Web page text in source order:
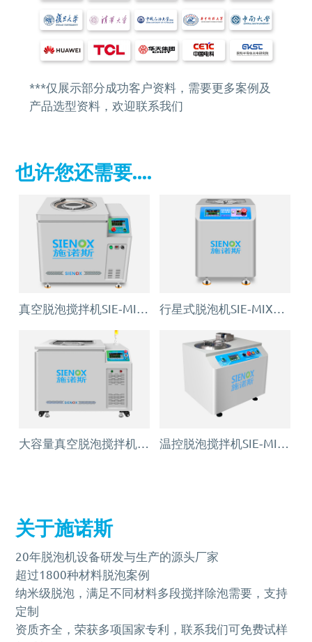
***仅展示部分成功客户资料，需要更多案例及
产品选型资料，欢迎联系我们
也许您还需要....
大容量真空脱泡搅拌机SIE‑MIX2000 温控脱泡搅拌机SIE‑MIX200（低温款）
关于施诺斯
20年脱泡机设备研发与生产的源头厂家
超过1800种材料脱泡案例
纳米级脱泡，满足不同材料多段搅拌除泡需要，支持
定制
资质齐全，荣获多项国家专利，联系我们可免费试样